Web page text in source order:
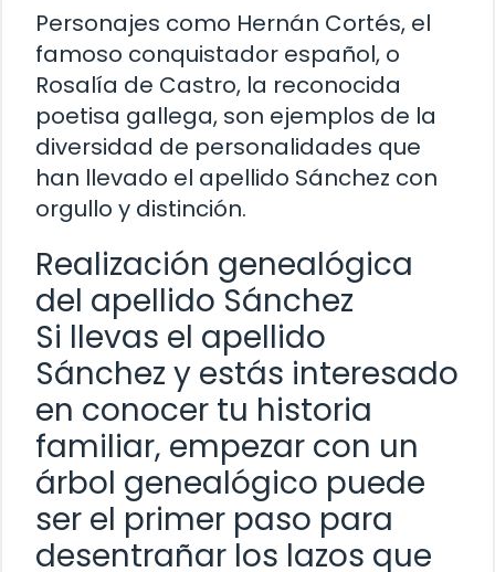
Personajes como Hernán Cortés, el
famoso conquistador español, o
Rosalía de Castro, la reconocida
poetisa gallega, son ejemplos de la
diversidad de personalidades que
han llevado el apellido Sánchez con
orgullo y distinción.
Realización genealógica
del apellido Sánchez
Si llevas el apellido
Sánchez y estás interesado
en conocer tu historia
familiar, empezar con un
árbol genealógico puede
ser el primer paso para
desentrañar los lazos que